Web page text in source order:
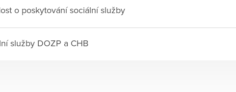
o poskytování sociální služby
služby DOZP a CHB